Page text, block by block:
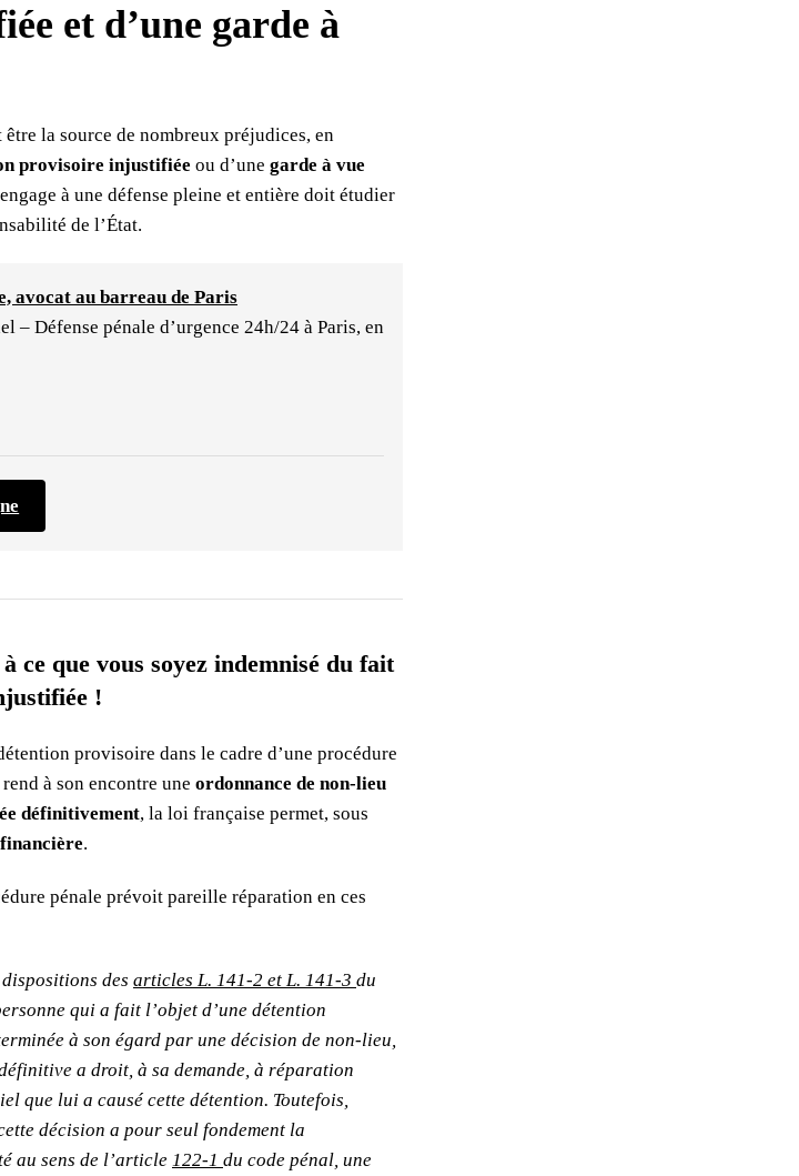
et d’une garde à
la source de nombreux préjudices, en
provisoire injustifiée ou d’une garde à vue
à une défense pleine et entière doit étudier
de l’État.
avocat au barreau de Paris
Défense pénale d’urgence 24h/24 à Paris, en
ce que vous soyez indemnisé du fait
!
provisoire dans le cadre d’une procédure
à son encontre une ordonnance de non-lieu
définitivement, la loi française permet, sous
.
pénale prévoit pareille réparation en ces
des articles L. 141-2 et L. 141-3 du
qui a fait l’objet d’une détention
à son égard par une décision de non-lieu,
a droit, à sa demande, à réparation
que lui a causé cette détention. Toutefois,
décision a pour seul fondement la
au sens de l’article 122-1 du code pénal, une